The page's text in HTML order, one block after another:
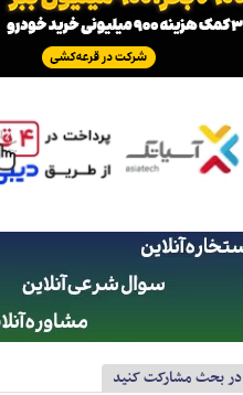
در بحث مشارکت کنید